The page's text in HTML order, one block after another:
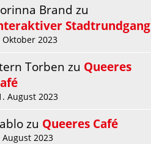
Brand zu
Stadtrundgang
Oktober 2023
Torben zu Queeres
August 2023
zu Queeres Café
August 2023